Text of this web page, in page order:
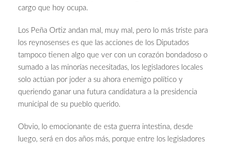
cargo que hoy ocupa.
Los Peña Ortiz andan mal, muy mal, pero lo más triste para
los reynosenses es que las acciones de los Diputados
tampoco tienen algo que ver con un corazón bondadoso o
sumado a las minorías necesitadas, los legisladores locales
solo actúan por joder a su ahora enemigo político y
queriendo ganar una futura candidatura a la presidencia
municipal de su pueblo querido.
Obvio, lo emocionante de esta guerra intestina, desde
luego, será en dos años más, porque entre los legisladores